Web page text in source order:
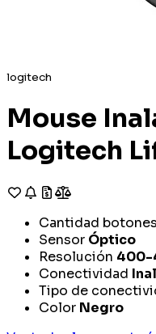
logitech
Mouse
Logitech
Cantidad botones
Sensor Óptico
Resolución 400-
Conectividad
Tipo de
Color Negro